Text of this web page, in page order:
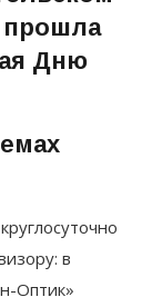
прошла
Дню
в
Оптик»